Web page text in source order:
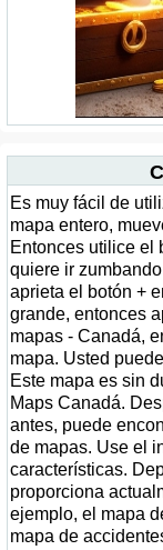
Es muy fácil de
mapa entero,
Entonces utilice el
quiere ir
aprieta el botón +
grande, entonces
mapas - Canadá,
mapa. Usted
Este mapa es sin
Maps Canadá.
antes, puede
de mapas. Use el
características.
proporciona
ejemplo, el mapa
mapa de